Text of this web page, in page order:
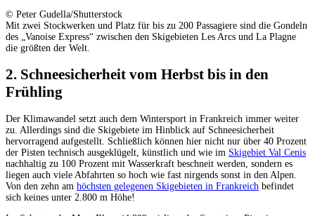
© Peter Gudella/Shutterstock
Mit zwei Stockwerken und Platz für bis zu 200 Passagiere sind die Gondeln
des „Vanoise Express“ zwischen den Skigebieten Les Arcs und La Plagne
die größten der Welt.
2. Schneesicherheit vom Herbst bis in den
Frühling
Der Klimawandel setzt auch dem Wintersport in Frankreich immer weiter
zu. Allerdings sind die Skigebiete im Hinblick auf Schneesicherheit
hervorragend aufgestellt. Schließlich können hier nicht nur über 40 Prozent
der Pisten technisch ausgeklügelt, künstlich und wie im Skigebiet Val Cenis
nachhaltig zu 100 Prozent mit Wasserkraft beschneit werden, sondern es
liegen auch viele Abfahrten so hoch wie fast nirgends sonst in den Alpen.
Von den zehn am höchsten gelegenen Skigebieten in Frankreich befindet
sich keines unter 2.800 m Höhe!